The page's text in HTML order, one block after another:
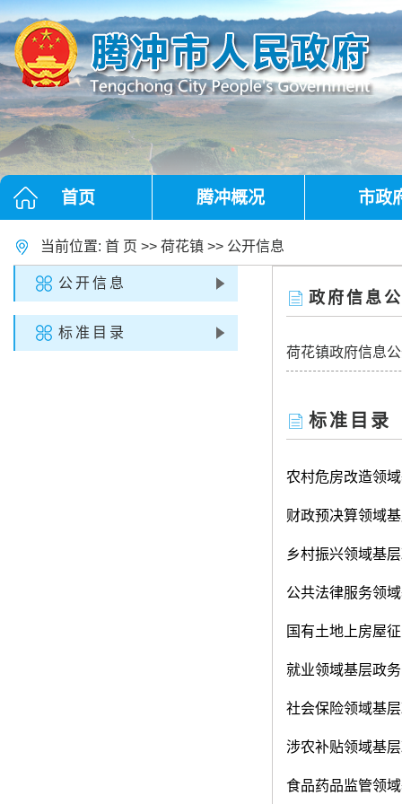
首页 腾冲概况 市政
当前位置: 首 页 >> 荷花镇 >> 公开信息
政府信息
荷花镇政府信息
标准目录
农村危房改造领
财政预决算领域
乡村振兴领域基
公共法律服务领
国有土地上房屋
就业领域基层政
社会保险领域基
涉农补贴领域基
食品药品监管领
公开信息
标准目录